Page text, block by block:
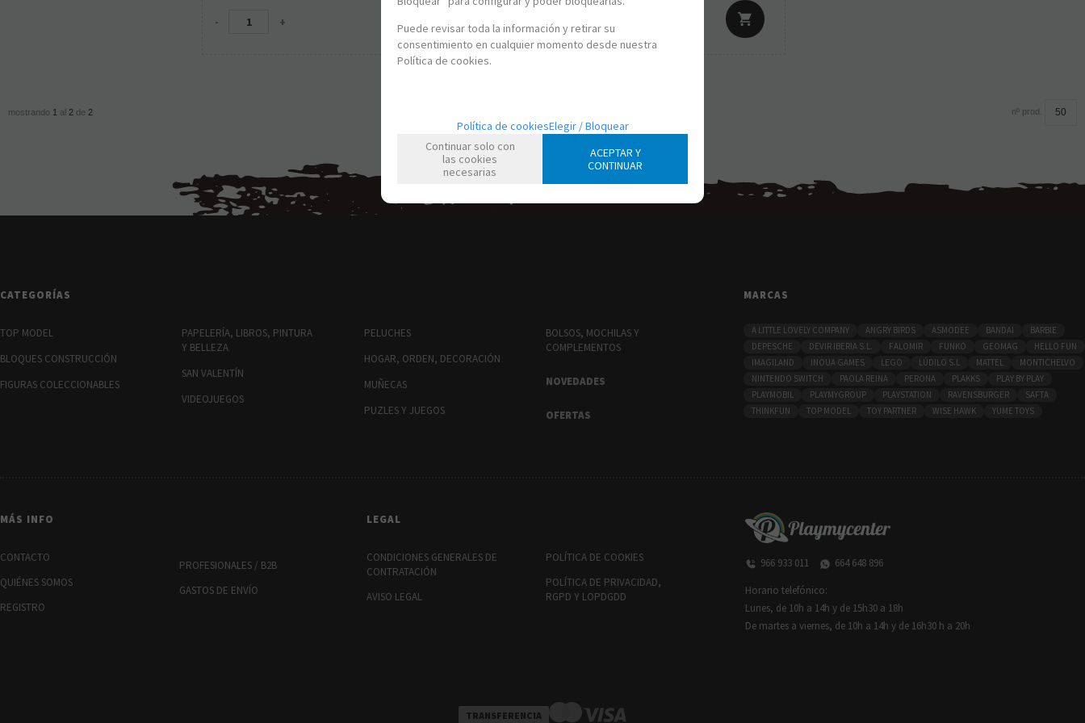
- + - +
mostrando 1 al 2 de 2 nº prod.
CATEGORÍAS
TOP MODEL
BLOQUES CONSTRUCCIÓN
FIGURAS COLECCIONABLES
PAPELERÍA, LIBROS, PINTURA
Y BELLEZA
SAN VALENTÍN
VIDEOJUEGOS
PELUCHES
HOGAR, ORDEN, DECORACIÓN
MUÑECAS
PUZLES Y JUEGOS
BOLSOS, MOCHILAS Y
COMPLEMENTOS
NOVEDADES
OFERTAS
MARCAS
A LITTLE LOVELY COMPANY ANGRY BIRDS ASMODEE BANDAI
BARBIE
DEPESCHE
DEVIR IBERIA S.L. FALOMIR FUNKO GEOMAG
HELLO FUN
IMAGILAND
INOUA GAMES LEGO LÚDILO S.L MATTEL
MONTICHELVO
NINTENDO SWITCH
PAOLA REINA PERONA PLAKKS
PLAY BY PLAY
PLAYMOBIL
PLAYMYGROUP PLAYSTATION RAVENSBURGER
SAFTA
THINKFUN
TOP MODEL TOY PARTNER WISE HAWK YUME TOYS
MÁS INFO
CONTACTO
QUIÉNES SOMOS
REGISTRO
PROFESIONALES / B2B
GASTOS DE ENVÍO
LEGAL
CONDICIONES GENERALES DE
CONTRATACIÓN
AVISO LEGAL
POLÍTICA DE COOKIES
POLÍTICA DE PRIVACIDAD,
RGPD Y LOPDGDD
966 933 011 664 648 896
Horario telefónico:
Lunes, de 10h a 14h y de 15h30 a 18h
De martes a viernes, de 10h a 14h y de 16h30 h a 20h
TRANSFERENCIA
Puede revisar toda la información y retirar su
consentimiento en cualquier momento desde nuestra
Política de cookies.
Política de cookiesElegir / Bloquear
Continuar solo con
las cookies
necesarias
ACEPTAR Y
CONTINUAR